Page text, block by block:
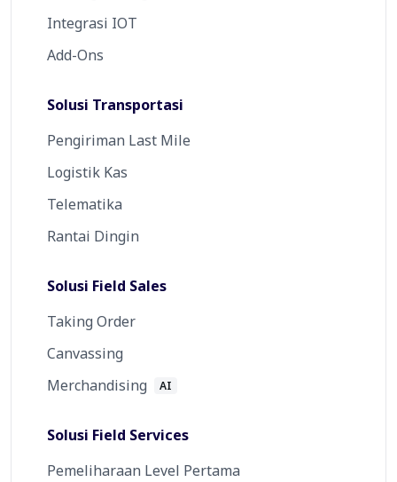
Integrasi IOT
Add-Ons
Solusi Transportasi
Pengiriman Last Mile
Logistik Kas
Telematika
Rantai Dingin
Solusi Field Sales
Taking Order
Canvassing
Merchandising
AI
Solusi Field Services
Pemeliharaan Level Pertama